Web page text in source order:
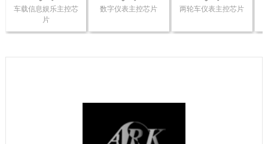
车载信息娱乐主控芯
片
数字仪表主控芯片 两轮车仪表主控芯片